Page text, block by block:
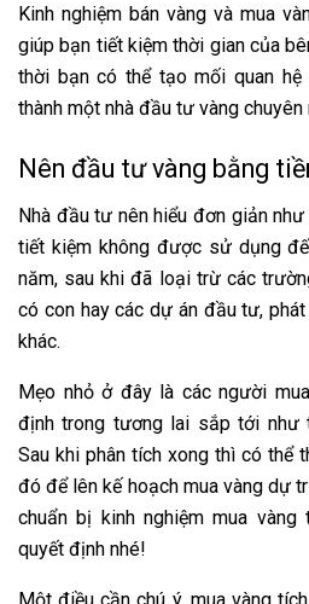
Kinh nghiệm bán vàng và mua
giúp bạn tiết kiệm thời gian của
thời bạn có thể tạo mối quan
thành một nhà đầu tư vàng chuyên
Nên đầu tư vàng bằng
Nhà đầu tư nên hiểu đơn giản
tiết kiệm không được sử dụng
năm, sau khi đã loại trừ các
có con hay các dự án đầu tư,
khác.
Mẹo nhỏ ở đây là các người
định trong tương lai sắp tới như
Sau khi phân tích xong thì có thể
đó để lên kế hoạch mua vàng dự
chuẩn bị kinh nghiệm mua
quyết định nhé!